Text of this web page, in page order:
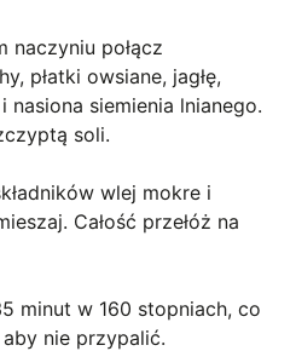
połącz
płatki owsiane, jagłę,
nasiona siemienia lnianego.
soli.
wlej mokre i
Całość przełóż na
w 160 stopniach, co
nie przypalić.